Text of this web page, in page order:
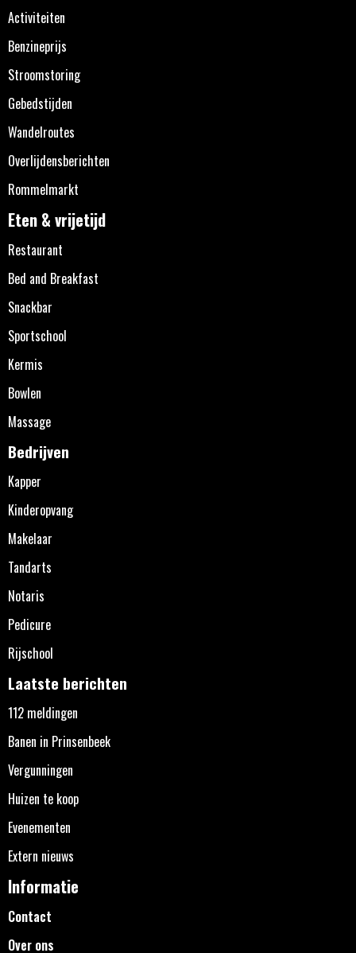
Activiteiten
Benzineprijs
Stroomstoring
Gebedstijden
Wandelroutes
Overlijdensberichten
Rommelmarkt
Eten & vrijetijd
Restaurant
Bed and Breakfast
Snackbar
Sportschool
Kermis
Bowlen
Massage
Bedrijven
Kapper
Kinderopvang
Makelaar
Tandarts
Notaris
Pedicure
Rijschool
Laatste berichten
112 meldingen
Banen in Prinsenbeek
Vergunningen
Huizen te koop
Evenementen
Extern nieuws
Informatie
Contact
Over ons